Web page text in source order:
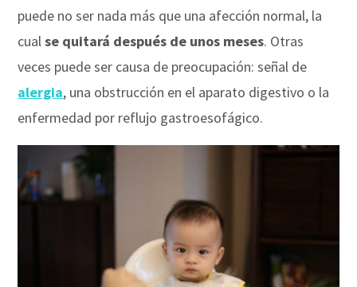
puede no ser nada más que una afección normal, la
cualse quitará después de unos meses. Otras
veces puede ser causa de preocupación: señal de
alergia, una obstrucción en el aparato digestivo o la
enfermedad por reflujo gastroesofágico.